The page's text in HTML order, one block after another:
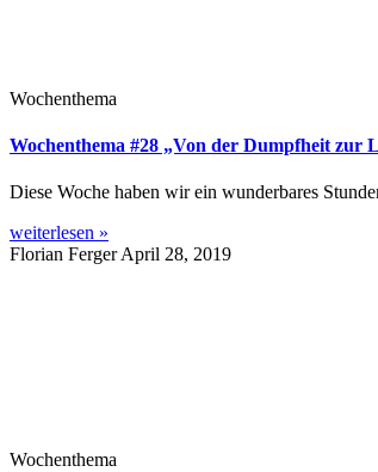
Wochenthema
Wochenthema #28 „Von der Dumpfheit zur
Diese Woche haben wir ein wunderbares
weiterlesen »
Florian FergerApril 28, 2019
Wochenthema